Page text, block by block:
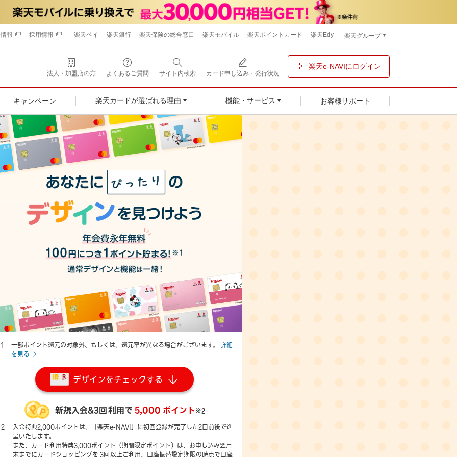
報 採用情報 楽天ペイ 楽天銀行 楽天保険の総合窓口 楽天モバイル 楽天ポイントカード 楽天Edy 楽天グループ
法人・加盟店の方 よくあるご質問 サイト内検索 カード申し込み・発行状況
楽天e-NAVIにログイン
キャンペーン 楽天カードが選ばれる理由 機能・サービス お客様サポート
一部ポイント還元の対象外、もしくは、還元率が異なる場合がございます。 詳細
を見る
デザインをチェックする
新規入会&3回 利用で 5,000 ポイント ※2
入会特典2,000ポイントは、「楽天e-NAVI」に初回登録が完了した2日前後で進
呈いたします。
また、カード利用特典3,000ポイント（期間限定ポイント）は、お申し込み翌月
末までにカードショッピングを 3回 以上ご利用、口座振替設定期限の時点で口座